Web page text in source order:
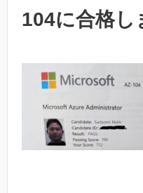
104に合格し